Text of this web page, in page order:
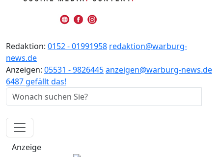
Redaktion: 0152 - 01991958 redaktion@warburg-
news.de
Anzeigen: 05531 - 9826445anzeigen@warburg-news.de
6487 gefällt das!
Anzeige